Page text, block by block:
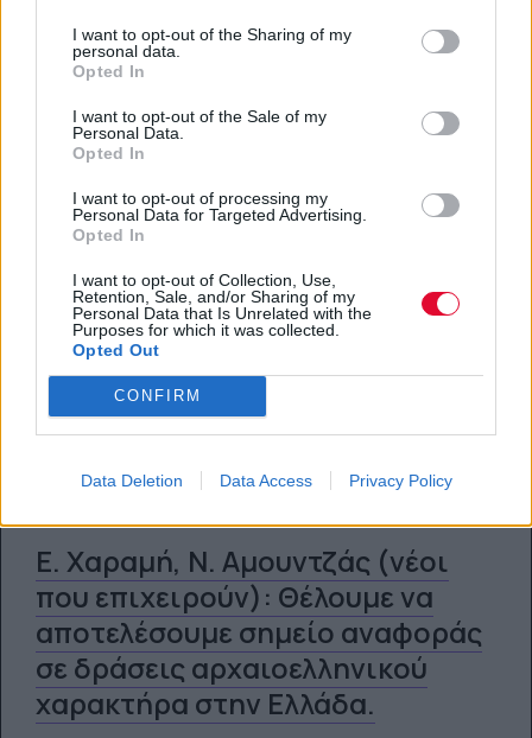
I want to opt-out of the Sharing of my
personal data.
Opted In
I want to opt-out of the Sale of my
Personal Data.
Opted In
I want to opt-out of processing my
Personal Data for Targeted Advertising.
Opted In
I want to opt-out of Collection, Use,
Retention, Sale, and/or Sharing of my
Personal Data that Is Unrelated with the
Purposes for which it was collected.
Opted Out
CONFIRM
Data Deletion Data Access Privacy Policy
Μας μιλάει για το Carma Share, το «Airbnb
των αυτοκινήτων».
24.01.2020
Ε. Χαραμή, Ν. Αμουντζάς (νέοι
που επιχειρούν): Θέλουμε να
αποτελέσουμε σημείο αναφοράς
σε δράσεις αρχαιοελληνικού
χαρακτήρα στην Ελλάδα.